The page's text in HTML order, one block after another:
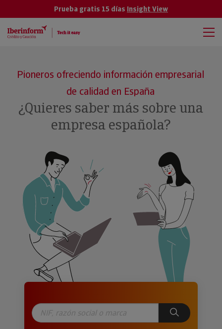
Prueba gratis 15 días Insight View
Pioneros ofreciendo información empresarial
de calidad en España
¿Quieres saber más sobre una
empresa española?